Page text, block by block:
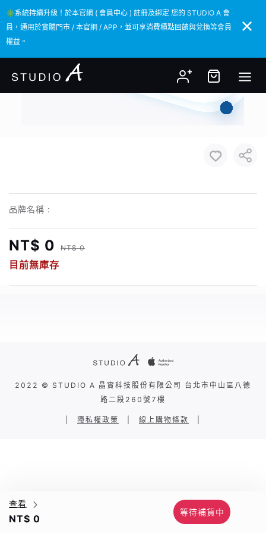
✳️系統持續升級！於本官網 ( 會員中心 ) 註冊及綁定 您的 STUDIO A 會
員，通用於實體門市 / 本官網 / APP，並可享消費積點回饋與兌換等會員
權益。
✳️系統持續升級！於本官網 ( 會員中心 ) 註冊及綁定 您的 STUDIO A 會
員，通用於實體門市 / 本官網 / APP，並可享消費積點回饋與兌換等會員
權益。
品牌名稱 :
NT$ 0 NT$ 0
目前無庫存
查看
NT$ 0
等待補貨中
2022 © STUDIO A 晶實科技股份有限公司 台北市中山區八德
路二段260號7樓
隱私權政策 線上購物條款